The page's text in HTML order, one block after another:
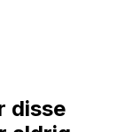
disse